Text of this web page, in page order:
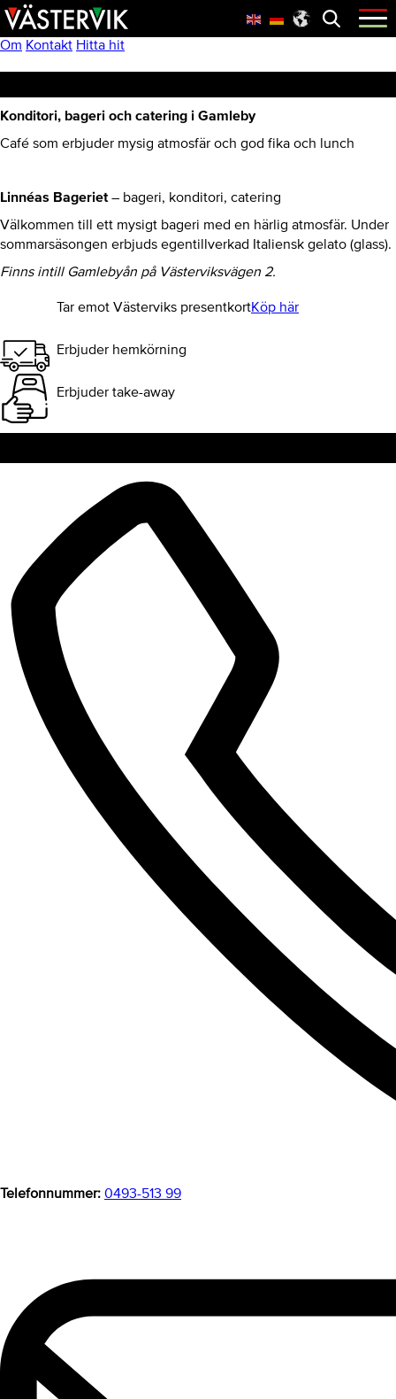
Hoppa
till
huvudnavigering
Skip
to
main
Hoppa
till
sidfot
Öppna
menyn
Om Kontakt Hitta hit
Konditori, bageri och catering i Gamleby
Café som erbjuder mysig atmosfär och god fika och lunch
Linnéas Bageriet – bageri, konditori, catering
Välkommen till ett mysigt bageri med en härlig atmosfär. Under
sommarsäsongen erbjuds egentillverkad Italiensk gelato (glass).
Finns intill Gamlebyån på Västerviksvägen 2.
Tar emot Västerviks presentkortKöp här
Erbjuder hemkörning
Erbjuder take-away
Telefonnummer: 0493-513 99